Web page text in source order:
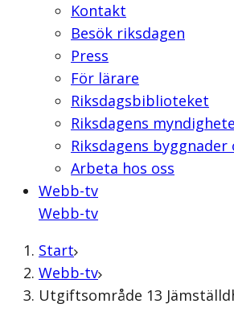
Kontakt
Besök riksdagen
Press
För lärare
Riksdagsbiblioteket
Riksdagens
Riksdagens
Arbeta hos oss
Webb-tv
Webb-tv
Start
Webb-tv
Utgiftsområde 13